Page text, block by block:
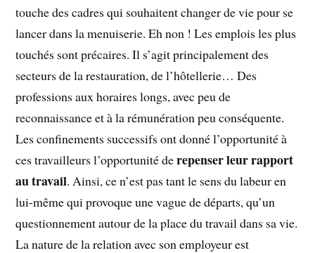
touche des cadres qui souhaitent changer de vie pour se
lancer dans la menuiserie. Eh non ! Les emplois les plus
touchés sont précaires. Il s’agit principalement des
secteurs de la restauration, de l’hôtellerie… Des
professions aux horaires longs, avec peu de
reconnaissance et à la rémunération peu conséquente.
Les confinements successifs ont donné l’opportunité à
ces travailleurs l’opportunité derepenser leur rapport
au travail. Ainsi, ce n’est pas tant le sens du labeur en
lui-même qui provoque une vague de départs, qu’un
questionnement autour de la place du travail dans sa vie.
La nature de la relation avec son employeur est